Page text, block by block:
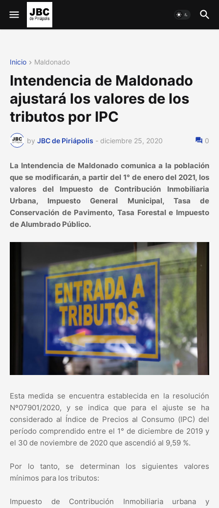
Inicio Maldonado
Intendencia de Maldonado
ajustará los valores de los
tributos por IPC
by JBC de Piriápolis - diciembre 25, 2020 0
La Intendencia de Maldonado comunica a la población
que se modificarán, a partir del 1° de enero del 2021, los
valores del Impuesto de Contribución Inmobiliaria
Urbana, Impuesto General Municipal, Tasa de
Conservación de Pavimento, Tasa Forestal e Impuesto
de Alumbrado Público.
Esta medida se encuentra establecida en la resolución
Nº07901/2020, y se indica que para el ajuste se ha
considerado al Índice de Precios al Consumo (IPC) del
período comprendido entre el 1° de diciembre de 2019 y
el 30 de noviembre de 2020 que ascendió al 9,59 %.
Por lo tanto, se determinan los siguientes valores
mínimos para los tributos:
Impuesto de Contribución Inmobiliaria urbana y